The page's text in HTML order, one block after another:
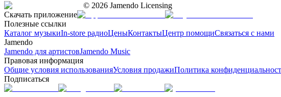
© 2026 Jamendo Licensing
Скачать приложение
Полезные ссылки
Каталог музыкиIn-store радиоЦеныКонтактыЦентр помощиСвязаться с нами
Jamendo
Jamendo для артистовJamendo Music
Правовая информация
Общие условия использованияУсловия продажиПолитика
Подписаться